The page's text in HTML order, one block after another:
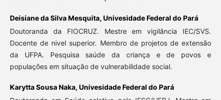
Deisiane da Silva Mesquita, Univesidade Federal do Pará
Doutoranda da FIOCRUZ. Mestre em vigilância IEC/SVS.
Docente de nivel superior. Membro de projetos de extensão
da UFPA. Pesquisa saúde da criança e de povos e
populações em situação de vulnerabilidade social.
Karytta Sousa Naka, Univesidade Federal do Pará